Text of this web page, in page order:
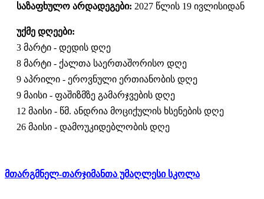
საზაფხულო არდადეგები: 2027 წლის 19 ივლისიდან
უქმე დღეები:
3 მარტი - დედის დღე
8 მარტი - ქალთა საერთაშორისო დღე
9 აპრილი - ეროვნული ერთიანობის დღე
9 მაისი - ფაშიზმზე გამარჯვების დღე
12 მაისი - წმ. ანდრია მოციქულის ხსენების დღე
26 მაისი - დამოუკიდებლობის დღე
მთარგმნელ-თარჯიმანთა უმაღლესი სკოლა